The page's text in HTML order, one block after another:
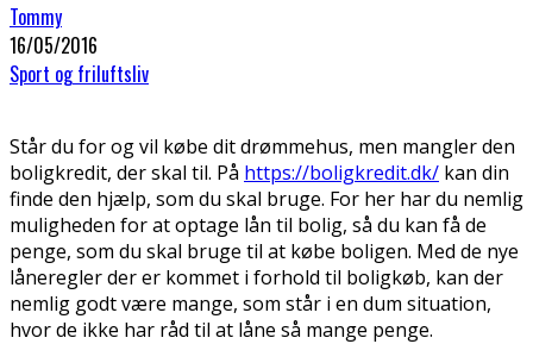
Tommy
16/05/2016
Sport og friluftsliv
Står du for og vil købe dit drømmehus, men mangler den
boligkredit, der skal til. På https://boligkredit.dk/ kan din
finde den hjælp, som du skal bruge. For her har du nemlig
muligheden for at optage lån til bolig, så du kan få de
penge, som du skal bruge til at købe boligen. Med de nye
låneregler der er kommet i forhold til boligkøb, kan der
nemlig godt være mange, som står i en dum situation,
hvor de ikke har råd til at låne så mange penge.